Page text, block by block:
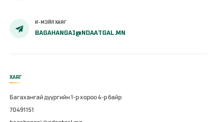
И-МЭЙЛ ХАЯГ
BAGAHANGAI@NDAATGAL.MN
ХАЯГ
Багахангай дүүргийн 1-р хороо 4-р байр
70491151